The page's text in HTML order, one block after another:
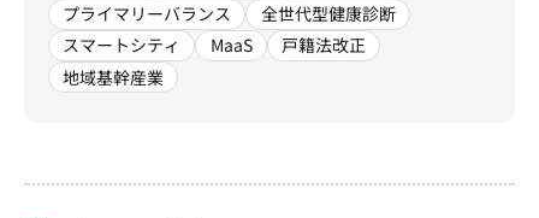
プライマリーバランス
全世代型健康診断
スマートシティ
MaaS
戸籍法改正
地域基幹産業